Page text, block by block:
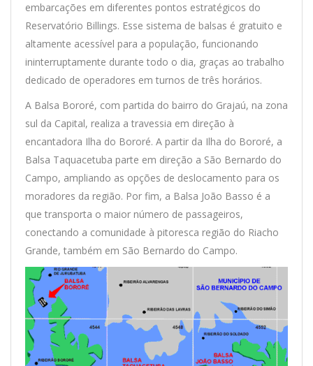
embarcações em diferentes pontos estratégicos do
Reservatório Billings. Esse sistema de balsas é gratuito e
altamente acessível para a população, funcionando
ininterruptamente durante todo o dia, graças ao trabalho
dedicado de operadores em turnos de três horários.
A Balsa Bororé, com partida do bairro do Grajaú, na zona
sul da Capital, realiza a travessia em direção à
encantadora Ilha do Bororé. A partir da Ilha do Bororé, a
Balsa Taquacetuba parte em direção a São Bernardo do
Campo, ampliando as opções de deslocamento para os
moradores da região. Por fim, a Balsa João Basso é a
que transporta o maior número de passageiros,
conectando a comunidade à pitoresca região do Riacho
Grande, também em São Bernardo do Campo.